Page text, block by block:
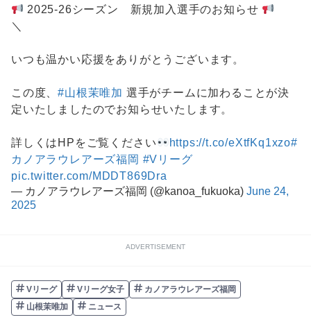
2025-26シーズン 新規加入選手のお知らせ
＼
いつも温かい応援をありがとうございます。
この度、#山根茉唯加 選手がチームに加わることが決
定いたしましたのでお知らせいたします。
詳しくはHPをご覧ください https://t.co/eXtfKq1xzo#
カノアラウレアーズ福岡 #Vリーグ
pic.twitter.com/MDDT869Dra
— カノアラウレアーズ福岡 (@kanoa_fukuoka) June 24,
2025
ADVERTISEMENT
Vリーグ Vリーグ女子
カノアラウレアーズ福岡
山根茉唯加
ニュース